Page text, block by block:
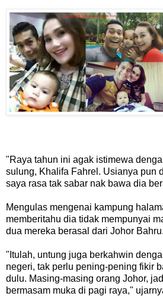
"Raya tahun ini agak istimewa
sulung, Khalifa Fahrel. Usianya pun
saya rasa tak sabar nak bawa dia
Mengulas mengenai kampung
memberitahu dia tidak mempunyai
dua mereka berasal dari Johor Bahru.
"Itulah, untung juga berkahwin
negeri, tak perlu pening-pening fikir
dulu. Masing-masing orang Johor,
bermasam muka di pagi raya,"